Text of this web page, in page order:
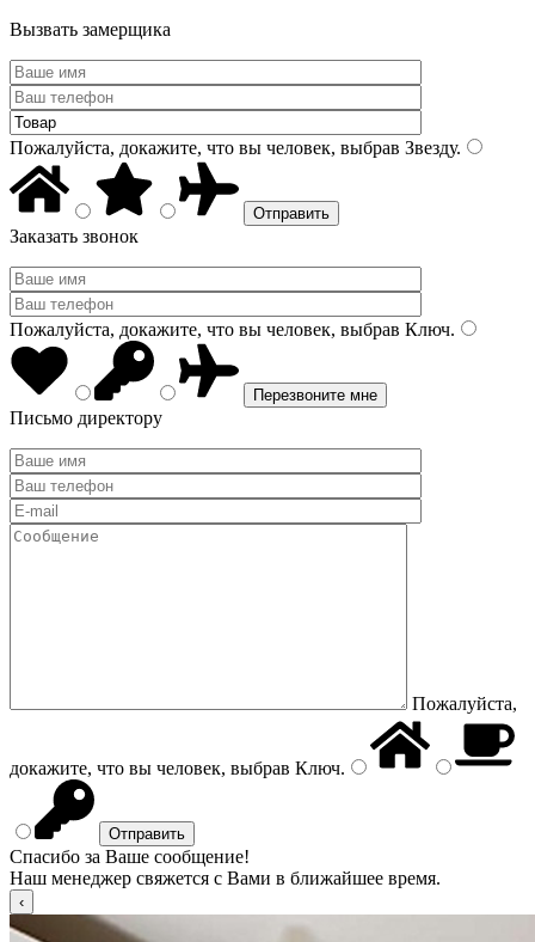
Вызвать замерщика
Пожалуйста, докажите, что вы человек, выбрав Звезду.
Заказать звонок
Пожалуйста, докажите, что вы человек, выбрав Ключ.
Письмо директору
Пожалуйста,
докажите, что вы человек, выбрав Ключ.
Спасибо за Ваше сообщение!
Наш менеджер свяжется с Вами в ближайшее время.